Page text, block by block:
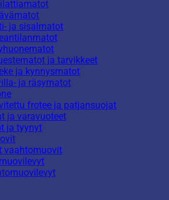
ja sisalmatot
ja tarvikkeet
ja kynnysmatot
ja räsymatot
frotee ja patjansuojat
ja varavuoteet
ja tyynyt
vaahtomuovit